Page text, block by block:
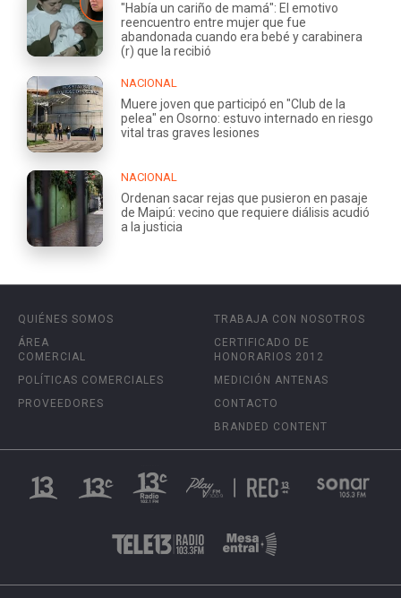
"Había un cariño de mamá": El emotivo
reencuentro entre mujer que fue
abandonada cuando era bebé y carabinera
(r) que la recibió
NACIONAL
Muere joven que participó en "Club de la
pelea" en Osorno: estuvo internado en riesgo
vital tras graves lesiones
NACIONAL
Ordenan sacar rejas que pusieron en pasaje
de Maipú: vecino que requiere diálisis acudió
a la justicia
QUIÉNES SOMOS
ÁREA
COMERCIAL
POLÍTICAS COMERCIALES
PROVEEDORES
TRABAJA CON NOSOTROS
CERTIFICADO DE
HONORARIOS 2012
MEDICIÓN ANTENAS
CONTACTO
BRANDED CONTENT